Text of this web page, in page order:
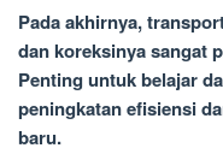
Pada akhirnya,
dan koreksinya sangat
Penting untuk belajar
peningkatan efisiensi
baru.